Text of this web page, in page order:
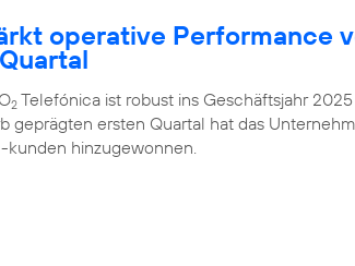
operative Performance
2 Telefónica ist robust ins Geschäftsjahr
geprägten ersten Quartal hat das
hinzugewonnen.